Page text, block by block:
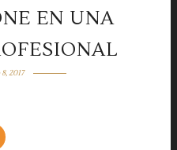
EN UNA
2017